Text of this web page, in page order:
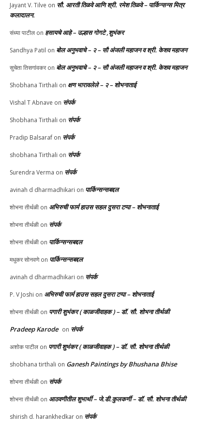
Jayant V. Tilve on सौ. आरती तिळवे आणि श्री. रमेश तिळवे – पार्किन्सन्स मित्र
कलादालन.
संध्या पाटील on हसायचे आहे – उल्हास गोगटे ,शुभंकर
Sandhya Patil on बोल अनुभवाचे – २ – सौ अंजली महाजन व श्री. केशव महाजन
सुचेता तिसगांवकरon बोल अनुभवाचे – २ – सौ अंजली महाजन व श्री. केशव महाजन
Shobhana Tirthali on क्षण भारावलेले – २ – शोभनाताई
Vishal T Abnave on संपर्क
Shobhana Tirthali on संपर्क
Pradip Balsaraf on संपर्क
shobhana Tirthali on संपर्क
Surendra Verma on संपर्क
avinah d dharmadhikari on पार्किन्सन्सबद्दल
शोभना तीर्थळी on अभिरुची फार्म हाउस सहल दुसरा टप्पा – शोभनाताई
शोभना तीर्थळी on संपर्क
शोभना तीर्थळी on पार्किन्सन्सबद्दल
मधुकर सोनवणेon पार्किन्सन्सबद्दल
avinah d dharmadhikari on संपर्क
P. V Joshi on अभिरुची फार्म हाउस सहल दुसरा टप्पा – शोभनाताई
शोभना तीर्थळी on पगारी शुभंकर ( काळजीवाहक ) – डॉ. सौ. शोभना तीर्थळी
Pradeep Karode on संपर्क
अशोक पाटील on पगारी शुभंकर ( काळजीवाहक ) – डॉ. सौ. शोभना तीर्थळी
shobhana tirthali on Ganesh Paintings by Bhushana Bhise
शोभना तीर्थळी on संपर्क
शोभना तीर्थळी on आठवणीतील शुभार्थी – जे.डी.कुलकर्णी – डॉ. सौ. शोभना तीर्थळी
shirish d. harankhedkar on संपर्क